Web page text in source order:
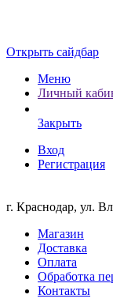
Открыть сайдбар
Меню
Личный
Закрыть
Вход
Регистрация
г. Краснодар, ул.
Магазин
Доставка
Оплата
Обработка
Контакты